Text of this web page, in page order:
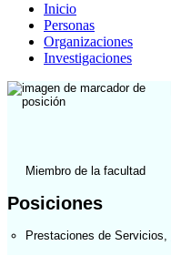
Inicio
Personas
Organizaciones
Investigaciones
Miembro de la facultad
Posiciones
Prestaciones de Servicios